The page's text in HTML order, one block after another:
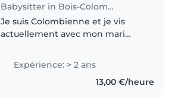
Babysitter in Bois-Colombes
Je suis Colombienne et je vis
actuellement avec mon mari
motivation. J’adore les enfants :
j’aime passer du temps avec..
Expérience: > 2 ans
13,00 €/heure